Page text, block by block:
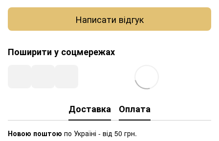
Написати відгук
Поширити у соцмережах
Доставка Оплата
Новою поштою по Україні - від 50 грн.